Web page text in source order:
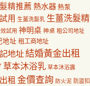
精推薦 熱水器 熱泵
用 生薑洗髮乳 生薑洗髮精
試用 神明桌 神桌 租公司地址
地址 租工商地址
地址結婚黃金出租
草本沐浴乳 草本沐浴露
租 金價查詢 防火泥 防盜扣